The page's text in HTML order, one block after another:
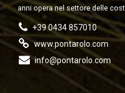
anni opera nel settore delle
+39 0434 857010
www.pontarolo.com
info@pontarolo.com